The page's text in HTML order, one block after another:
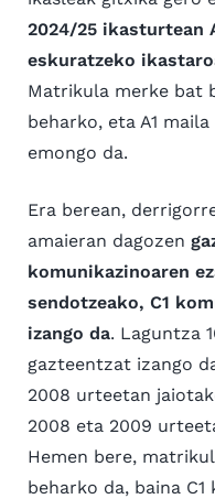
2024/25 ikasturtean
eskuratzeko
Matrikula merke bat
beharko, eta A1
emongo da.
Era berean,
amaieran dagozen
komunikazinoaren
sendotzeako, C1
izango da. Laguntza
gazteentzat izango
2008 urteetan
2008 eta 2009
Hemen bere,
beharko da, baina